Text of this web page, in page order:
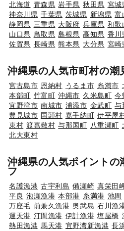
北海道 青森県 岩手県 秋田県 宮城
神奈川県 千葉県 茨城県 新潟県 富
静岡県 三重県 大阪府 兵庫県 和歌
山口県 鳥取県 島根県 高知県 香川
佐賀県 長崎県 熊本県 大分県 宮崎
沖縄県の人気市町村の潮
宮古島市 恩納村 うるま市 糸満市
本部町 竹富町 沖縄市 久米島町 今
宜野湾市 南城市 浦添市 金武町 与
豊見城市 国頭村 嘉手納町 伊平屋
東村 渡嘉敷村 与那国町 八重瀬町
北大東村
沖縄県の人気ポイントの
フ
名護漁港 古宇利島 備瀬崎 真栄田
平良 泡瀬漁港 本部港 糸満港 池間
万座毛 前兼久漁港 奥武島 石川漁
運天港 汀間漁港 伊計漁港 塩屋橋
熱田漁港 馬天港 宜野湾新漁港 長